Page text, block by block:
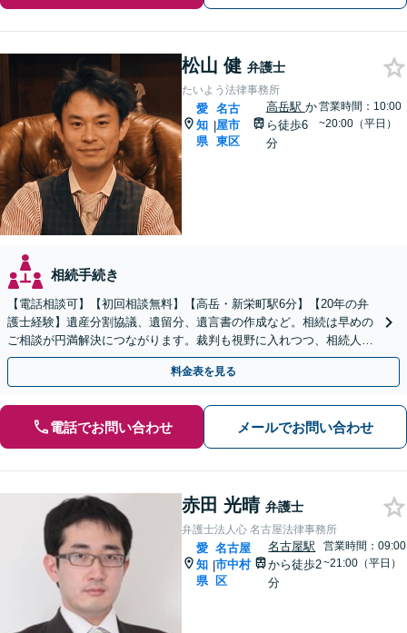
松山 健 弁護士
たいよう法律事務所
愛
知
県
|
名古
屋市
東区
高岳駅 か
ら徒歩6
分
営業時間：10:00
~20:00（平日）
相続手続き
【電話相談可】【初回相談無料】【高岳・新栄町駅6分】【20年の弁
護士経験】遺産分割協議、遺留分、遺言書の作成など。相続は早めの
ご相談が円満解決につながります。裁判も視野に入れつつ、相続人同
士の関係性を壊さない解決方法を模索します
料金表を見る
電話でお問い合わせ メールでお問い合わせ
赤田 光晴 弁護士
弁護士法人心 名古屋法律事務所
愛
知
県
|
名古屋
市中村
区
名古屋駅
から徒歩2
分
営業時間：09:00
~21:00（平日）